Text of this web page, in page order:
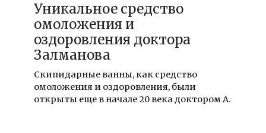
Уникальное средство
омоложения и
оздоровления доктора
Залманова
Скипидарные ванны, как средство
омоложения и оздоровления, были
открыты еще в начале 20 века доктором А.